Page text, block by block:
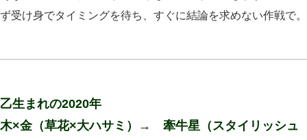
ず受け身でタイミングを待ち、すぐに結論を求めない作戦で。
乙生まれの2020年
木×金（草花×大ハサミ）→ 牽牛星（スタイリッシュ